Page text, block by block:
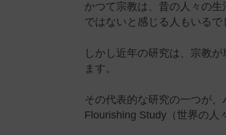
かつて宗教は、昔の人々の
ではないと感じる人もいるで
しかし近年の研究は、宗教
ます。
その代表的な研究の一つが
Flourishing Study（世界の人